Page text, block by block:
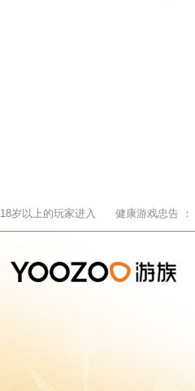
18岁以上的玩家进入 健康游戏忠告 ：